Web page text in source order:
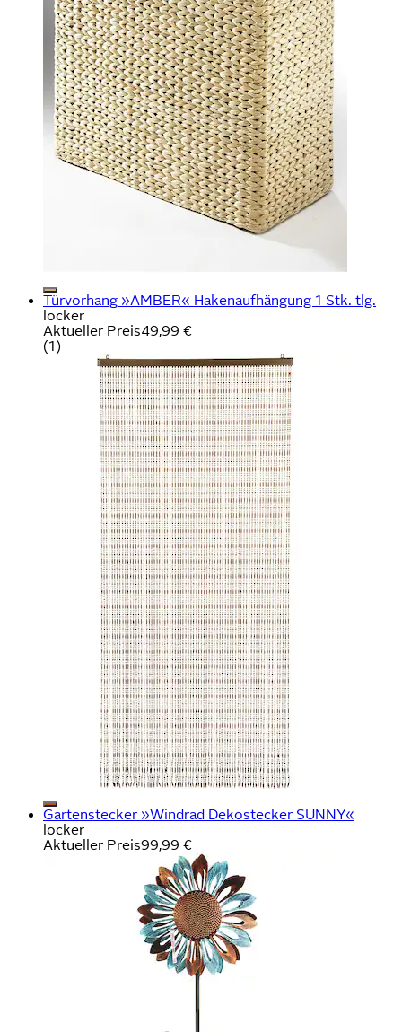
Türvorhang »AMBER« Hakenaufhängung 1 Stk. tlg.
locker
Aktueller Preis49,99 €
(1)
Gartenstecker »Windrad Dekostecker SUNNY«
locker
Aktueller Preis99,99 €